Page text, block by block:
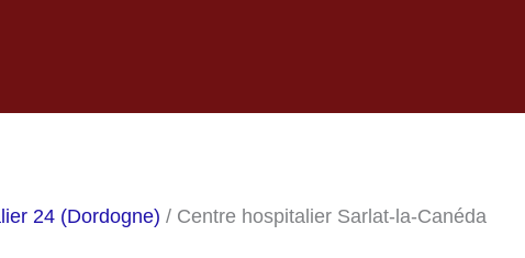
24 (Dordogne) / Centre hospitalier Sarlat-la-Canéda